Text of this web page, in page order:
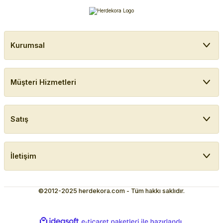
Kurumsal
Müşteri Hizmetleri
Satış
İletişim
©2012-2025 herdekora.com - Tüm hakkı saklıdır.
ideasoft e-